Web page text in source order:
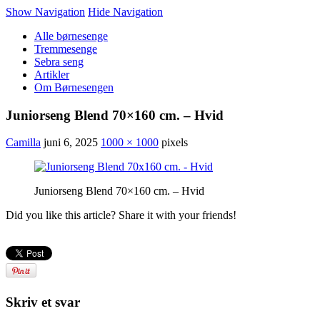
Show Navigation Hide Navigation
Alle børnesenge
Tremmesenge
Sebra seng
Artikler
Om Børnesengen
Juniorseng Blend 70×160 cm. – Hvid
Camilla juni 6, 2025 1000 × 1000 pixels
Juniorseng Blend 70×160 cm. – Hvid
Did you like this article? Share it with your friends!
Skriv et svar